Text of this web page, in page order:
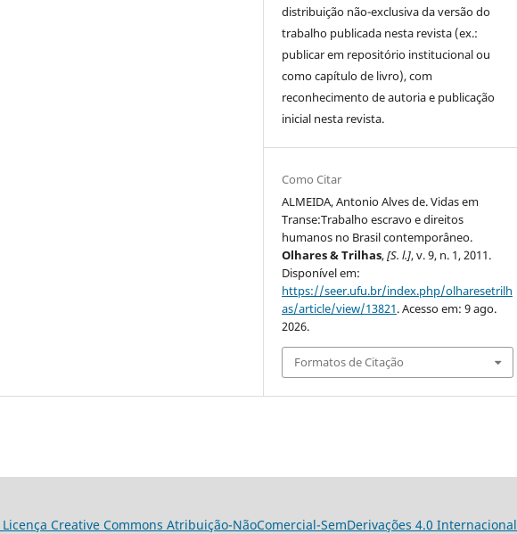
distribuição não-exclusiva da versão do
trabalho publicada nesta revista (ex.:
publicar em repositório institucional ou
como capítulo de livro), com
reconhecimento de autoria e publicação
inicial nesta revista.
Como Citar
ALMEIDA, Antonio Alves de. Vidas em
Transe:Trabalho escravo e direitos
humanos no Brasil contemporâneo.
Olhares & Trilhas,[S. l.], v. 9, n. 1, 2011.
Disponível em:
https://seer.ufu.br/index.php/olharesetrilh
as/article/view/13821. Acesso em: 9 ago.
2026.
Formatos de Citação
Licença Creative Commons Atribuição-NãoComercial-SemDerivações 4.0 Internacional